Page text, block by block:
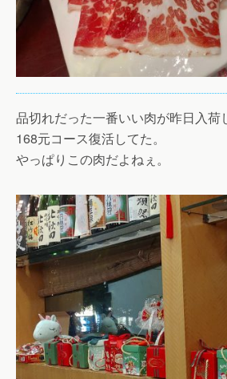
品切れだった一番いい肉が昨日入荷
168元コース復活してた。
やっぱりこの肉だよねぇ。